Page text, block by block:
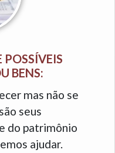
BENS:
mas não se
seus
do patrimônio
ajudar.